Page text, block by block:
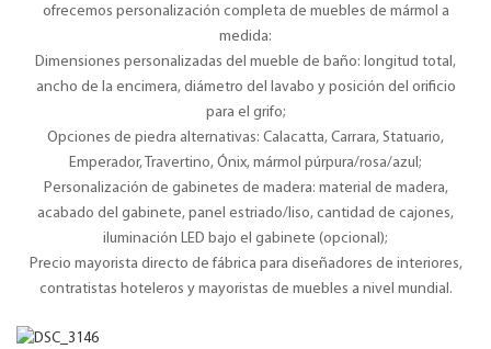
ofrecemos personalización completa de muebles de mármol a
medida:
Dimensiones personalizadas del mueble de baño: longitud total,
ancho de la encimera, diámetro del lavabo y posición del orificio
para el grifo;
Opciones de piedra alternativas: Calacatta, Carrara, Statuario,
Emperador, Travertino, Ónix, mármol púrpura/rosa/azul;
Personalización de gabinetes de madera: material de madera,
acabado del gabinete, panel estriado/liso, cantidad de cajones,
iluminación LED bajo el gabinete (opcional);
Precio mayorista directo de fábrica para diseñadores de interiores,
contratistas hoteleros y mayoristas de muebles a nivel mundial.